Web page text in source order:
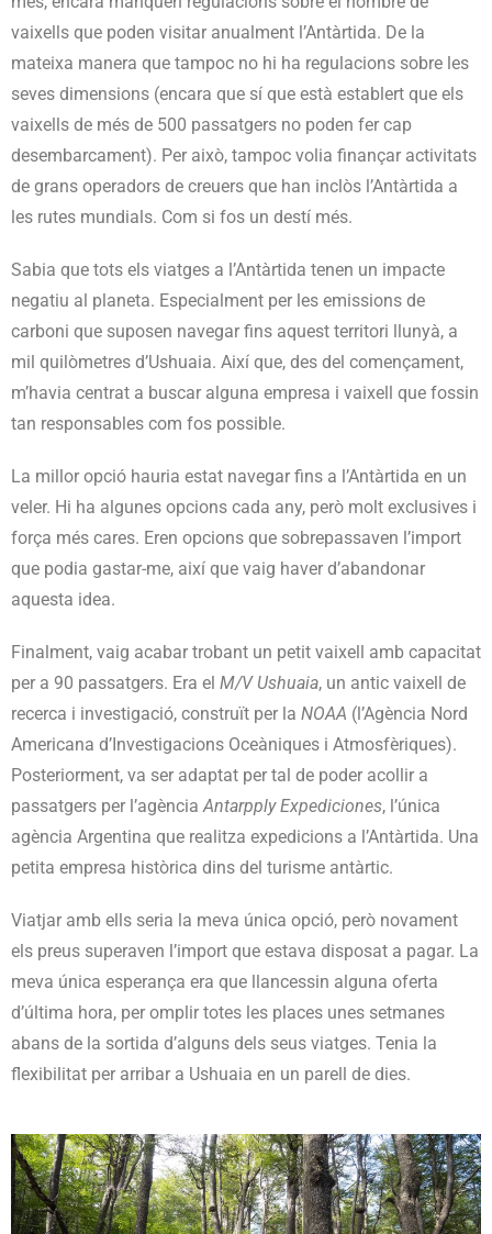
vaixells que poden visitar anualment l’Antàrtida. De la
mateixa manera que tampoc no hi ha regulacions sobre les
seves dimensions (encara que sí que està establert que els
vaixells de més de 500 passatgers no poden fer cap
desembarcament). Per això, tampoc volia finançar activitats
de grans operadors de creuers que han inclòs l’Antàrtida a
les rutes mundials. Com si fos un destí més.
Sabia que tots els viatges a l’Antàrtida tenen un impacte
negatiu al planeta. Especialment per les emissions de
carboni que suposen navegar fins aquest territori llunyà, a
mil quilòmetres d’Ushuaia. Així que, des del començament,
m’havia centrat a buscar alguna empresa i vaixell que fossin
tan responsables com fos possible.
La millor opció hauria estat navegar fins a l’Antàrtida en un
veler. Hi ha algunes opcions cada any, però molt exclusives i
força més cares. Eren opcions que sobrepassaven l’import
que podia gastar-me, així que vaig haver d’abandonar
aquesta idea.
Finalment, vaig acabar trobant un petit vaixell amb capacitat
per a 90 passatgers. Era el M/V Ushuaia, un antic vaixell de
recerca i investigació, construït per la NOAA (l’Agència Nord
Americana d’Investigacions Oceàniques i Atmosfèriques).
Posteriorment, va ser adaptat per tal de poder acollir a
passatgers per l’agènciaAntarpply Expediciones, l’única
agència Argentina que realitza expedicions a l’Antàrtida. Una
petita empresa històrica dins del turisme antàrtic.
Viatjar amb ells seria la meva única opció, però novament
els preus superaven l’import que estava disposat a pagar. La
meva única esperança era que llancessin alguna oferta
d’última hora, per omplir totes les places unes setmanes
abans de la sortida d’alguns dels seus viatges. Tenia la
flexibilitat per arribar a Ushuaia en un parell de dies.